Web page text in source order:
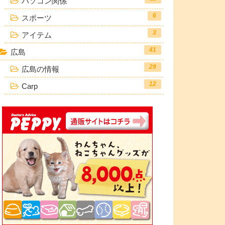
スポーツ 6
アイテム 3
広島 41
広島の情報 29
Carp 12